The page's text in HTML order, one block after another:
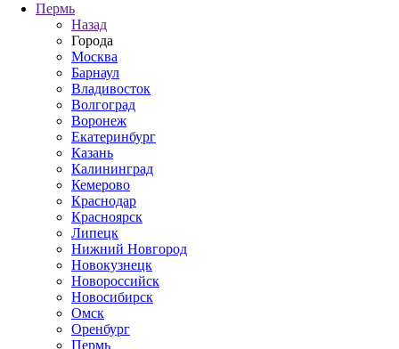
Пермь
Назад
Города
Москва
Барнаул
Владивосток
Волгоград
Воронеж
Екатеринбург
Казань
Калининград
Кемерово
Краснодар
Красноярск
Липецк
Нижний Новгород
Новокузнецк
Новороссийск
Новосибирск
Омск
Оренбург
Пермь